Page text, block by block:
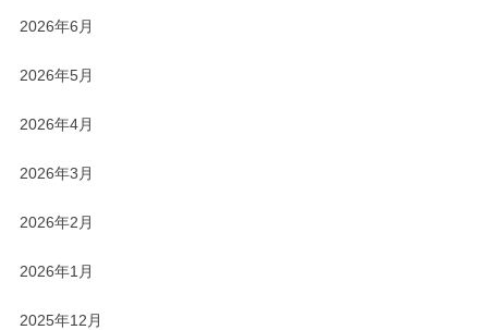
2026年6月
2026年5月
2026年4月
2026年3月
2026年2月
2026年1月
2025年12月